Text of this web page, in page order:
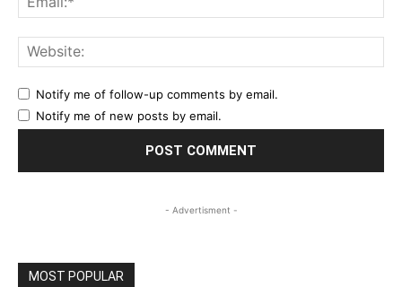
Notify me of follow-up comments by email.
Notify me of new posts by email.
- Advertisment -
MOST POPULAR